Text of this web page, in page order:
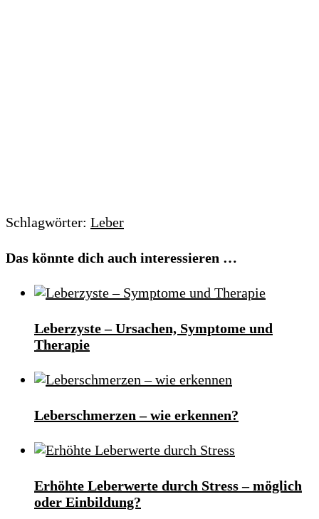
Schlagwörter: Leber
Das könnte dich auch interessieren …
Leberzyste – Ursachen, Symptome und
Therapie
Leberschmerzen – wie erkennen?
Erhöhte Leberwerte durch Stress – möglich
oder Einbildung?